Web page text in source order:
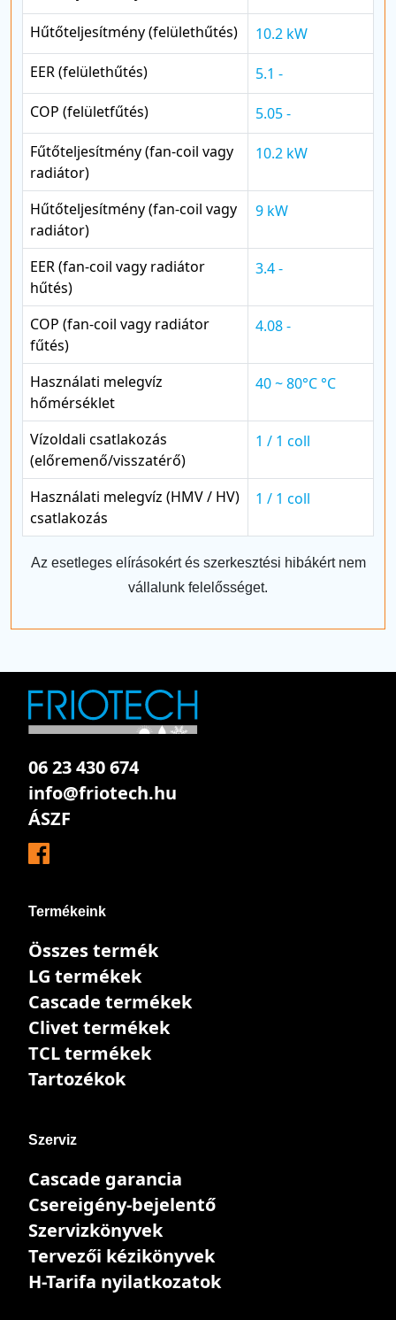
Hűtőteljesítmény (felülethűtés)
10.2 kW
EER (felülethűtés)
5.1 -
COP (felületfűtés)
5.05 -
Fűtőteljesítmény (fan-coil vagy
radiátor)
10.2 kW
Hűtőteljesítmény (fan-coil vagy
radiátor)
9 kW
EER (fan-coil vagy radiátor
hűtés)
3.4 -
COP (fan-coil vagy radiátor
fűtés)
4.08 -
Használati melegvíz
hőmérséklet
40 ~ 80°C °C
Vízoldali csatlakozás
(előremenő/visszatérő)
1 / 1 coll
Használati melegvíz (HMV / HV)
csatlakozás
1 / 1 coll
Az esetleges elírásokért és szerkesztési hibákért nem
vállalunk felelősséget.
06 23 430 674
info@friotech.hu
ÁSZF
Termékeink
Összes termék
LG termékek
Cascade termékek
Clivet termékek
TCL termékek
Tartozékok
Szerviz
Cascade garancia
Csereigény-bejelentő
Szervizkönyvek
Tervezői kézikönyvek
H-Tarifa nyilatkozatok